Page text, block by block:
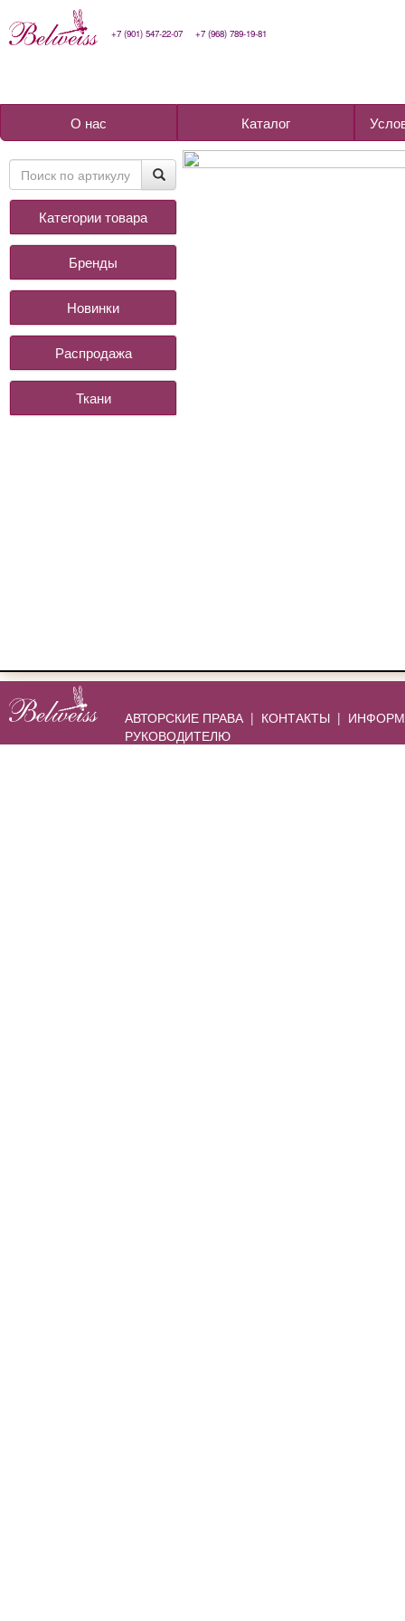
+7 (901) 547-22-07 +7 (968) 789-19-81
О нас Каталог
Категории товара
Бренды
Новинки
Распродажа
Ткани
АВТОРСКИЕ ПРАВА| КОНТАКТЫ |
РУКОВОДИТЕЛЮ